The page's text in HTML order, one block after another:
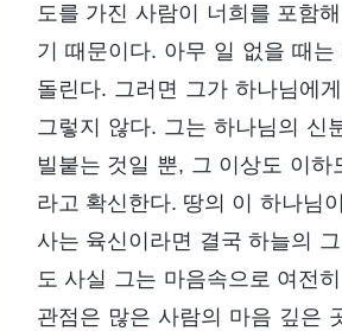
도를 가진 사람이 너희를 포함
기 때문이다. 아무 일 없을 때
돌린다. 그러면 그가 하나님에
그렇지 않다. 그는 하나님의 신
빌붙는 것일 뿐, 그 이상도 이하
라고 확신한다. 땅의 이 하나님
사는 육신이라면 결국 하늘의
도 사실 그는 마음속으로 여전
관점은 많은 사람의 마음 깊은